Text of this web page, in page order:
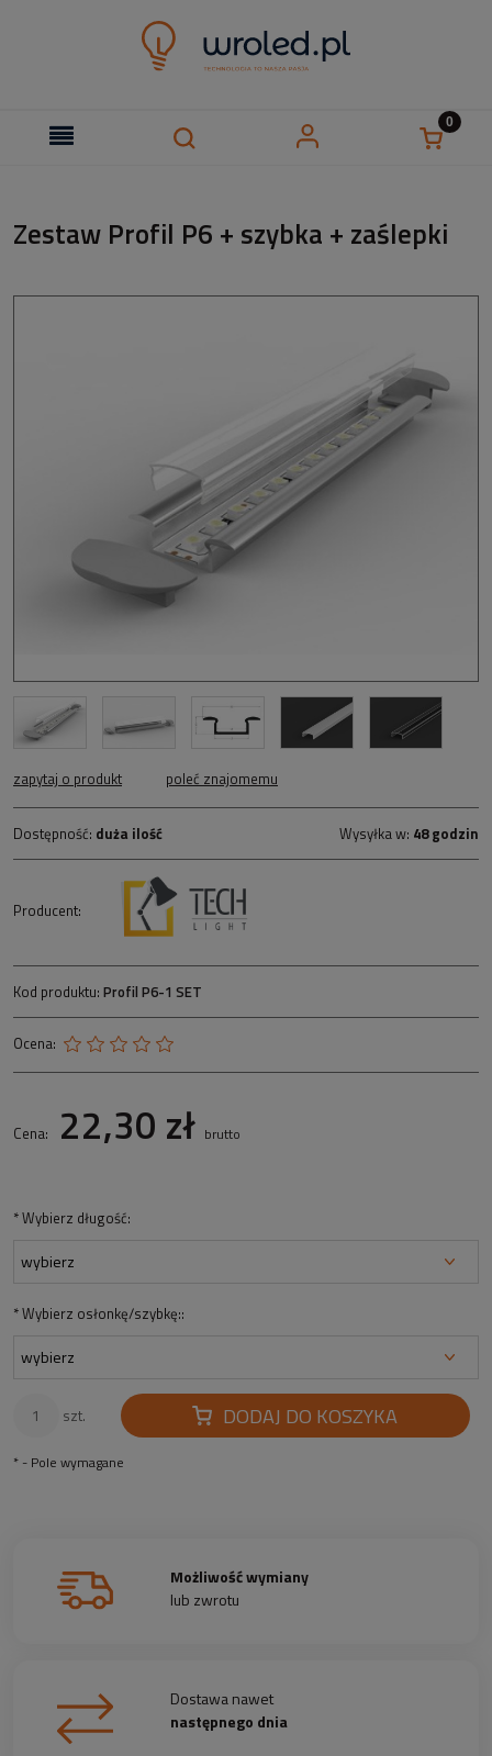
Zestaw Profil P6 + szybka + zaślepki
zapytaj o produkt poleć znajomemu
Dostępność: duża ilość Wysyłka w: 48 godzin
Producent:
Kod produktu: Profil P6-1 SET
Ocena:
Cena: 22,30 zł brutto
*Wybierz długość:
*Wybierz osłonkę/szybkę::
szt. DODAJ DO KOSZYKA
* - Pole wymagane
Możliwość wymiany
lub zwrotu
Dostawa nawet
następnego dnia